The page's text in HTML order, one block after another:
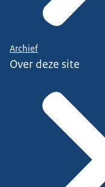
Archief
Over deze site